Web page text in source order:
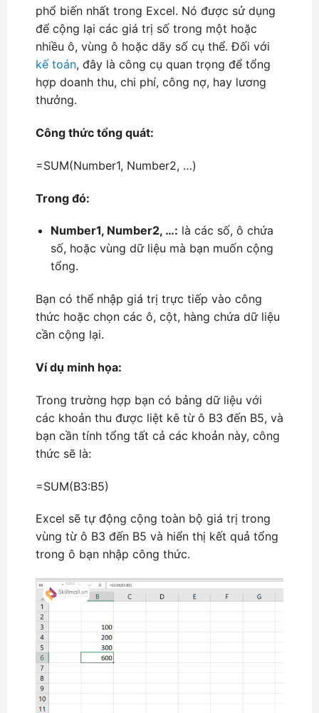
phổ biến nhất trong Excel. Nó được sử dụng
để cộng lại các giá trị số trong một hoặc
nhiều ô, vùng ô hoặc dãy số cụ thể. Đối với
kế toán, đây là công cụ quan trọng để tổng
hợp doanh thu, chi phí, công nợ, hay lương
thưởng.
Công thức tổng quát:
=SUM(Number1, Number2, …)
Trong đó:
Number1, Number2, …: là các số, ô chứa
số, hoặc vùng dữ liệu mà bạn muốn cộng
tổng.
Bạn có thể nhập giá trị trực tiếp vào công
thức hoặc chọn các ô, cột, hàng chứa dữ liệu
cần cộng lại.
Ví dụ minh họa:
Trong trường hợp bạn có bảng dữ liệu với
các khoản thu được liệt kê từ ô B3 đến B5, và
bạn cần tính tổng tất cả các khoản này, công
thức sẽ là:
=SUM(B3:B5)
Excel sẽ tự động cộng toàn bộ giá trị trong
vùng từ ô B3 đến B5 và hiển thị kết quả tổng
trong ô bạn nhập công thức.